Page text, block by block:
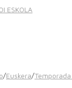
/Euskera/